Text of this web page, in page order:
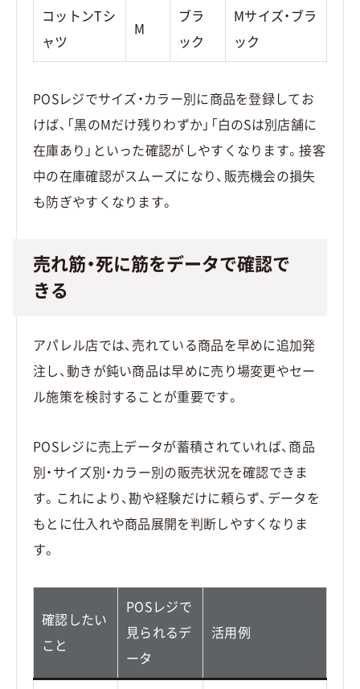
コットンTシ
ャツ
M
ブラ
ック
Mサイズ・ブラ
ック
POSレジでサイズ・カラー別に商品を登録してお
けば、「黒のMだけ残りわずか」「白のSは別店舗に
在庫あり」といった確認がしやすくなります。接客
中の在庫確認がスムーズになり、販売機会の損失
も防ぎやすくなります。
売れ筋・死に筋をデータで確認で
きる
アパレル店では、売れている商品を早めに追加発
注し、動きが鈍い商品は早めに売り場変更やセー
ル施策を検討することが重要です。
POSレジに売上データが蓄積されていれば、商品
別・サイズ別・カラー別の販売状況を確認できま
す。これにより、勘や経験だけに頼らず、データを
もとに仕入れや商品展開を判断しやすくなりま
す。
確認したい
こと
POSレジで
見られるデ
ータ
活用例